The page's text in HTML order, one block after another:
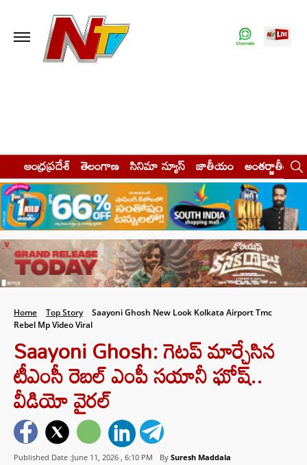
ఆంధ్రప్రదేశ్ తెలంగాణ సినిమా న్యూస్ జాతీయం అంతర్జాతీయం
Home Top Story
Saayoni Ghosh New Look Kolkata Airport Tmc
Rebel Mp Video Viral
Saayoni Ghosh: గెటప్ మార్చేసిన
టీఎంసీ రెబల్ ఎంపీ సయానీ ఘోష్..
వీడియో వైరల్
Published Date :June 11, 2026 , 6:10 PM By Suresh Maddala